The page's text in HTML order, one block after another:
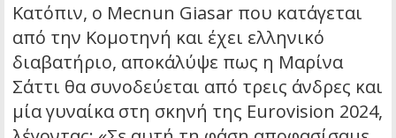
Κατόπιν, ο Mecnun Giasar που κατάγεται
από την Κομοτηνή και έχει ελληνικό
διαβατήριο, αποκάλύψε πως η Μαρίνα
Σάττι θα συνοδεύεται από τρεις άνδρες και
μία γυναίκα στη σκηνή της Eurovision 2024,